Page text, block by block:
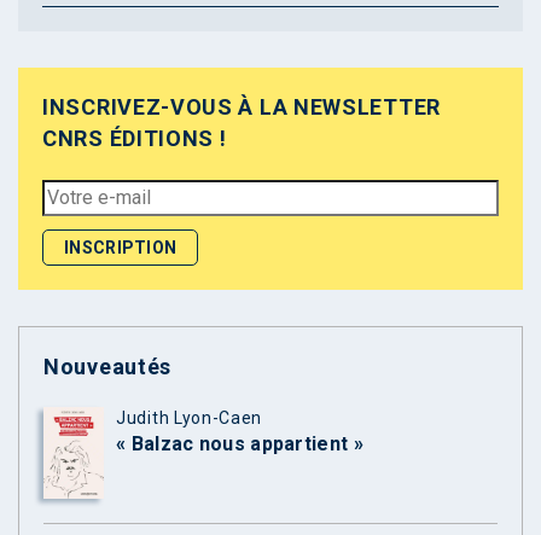
INSCRIVEZ-VOUS À LA NEWSLETTER
CNRS ÉDITIONS !
Nouveautés
Judith Lyon-Caen
« Balzac nous appartient »